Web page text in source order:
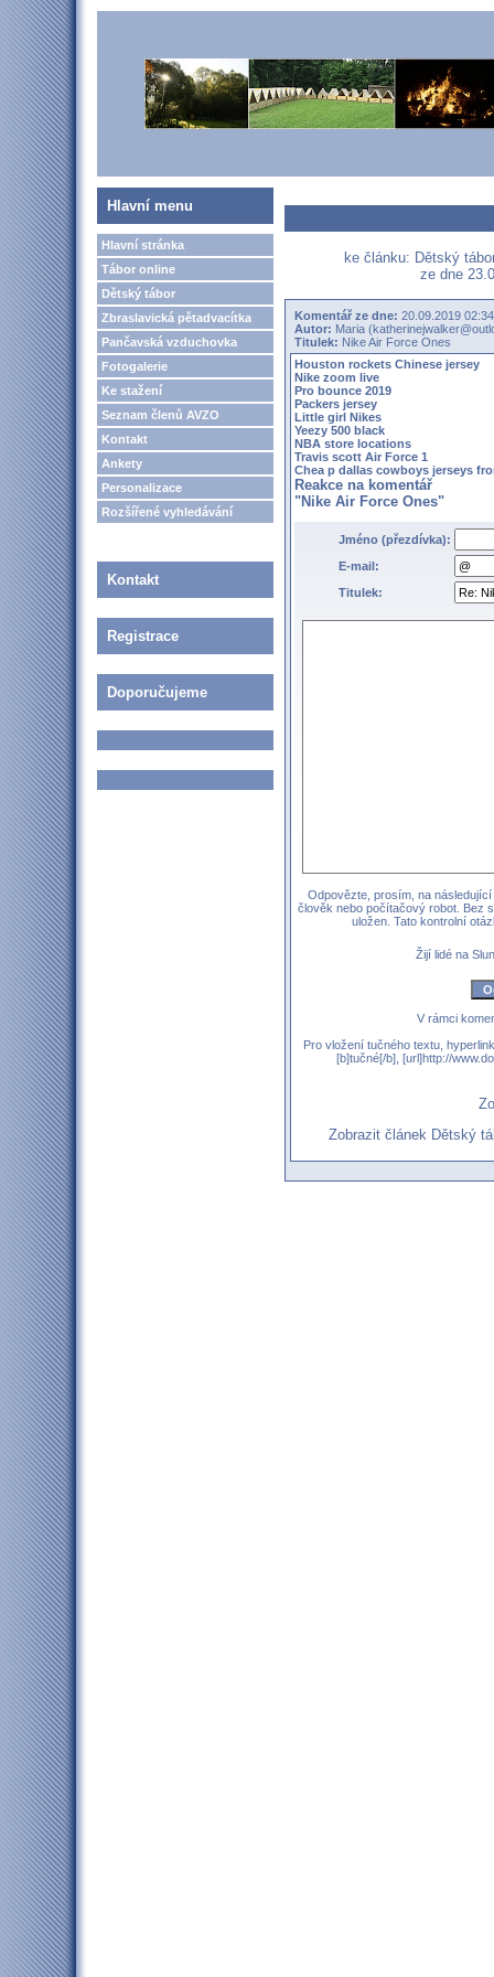
Hlavní menu
Hlavní stránka
Tábor online
Dětský tábor
Zbraslavická pětadvacítka
Pančavská vzduchovka
Fotogalerie
Ke stažení
Seznam členů AVZO
Kontakt
Ankety
Personalizace
Rozšířené vyhledávání
Kontakt
Registrace
Doporučujeme
ke článku: Dětský
ze dne
Komentář ze dne: 20.09.2019
Autor: Maria
Titulek: Nike Air Force Ones
Houston rockets Chinese jersey
Nike zoom live
Pro bounce 2019
Packers jersey
Little girl Nikes
Yeezy 500 black
NBA store locations
Travis scott Air Force 1
Chea p dallas cowboys jerseys
Reakce na komentář
"Nike Air Force Ones"
Jméno (přezdívka):
E-mail:
Titulek:
Odpovězte, prosím, na
člověk nebo počítačový robot. Bez
uložen. Tato kontrolní
Žijí lidé na
V rámci
Pro vložení tučného textu,
[b]tučné[/b], [url]http://
Zobrazit článek Dětský